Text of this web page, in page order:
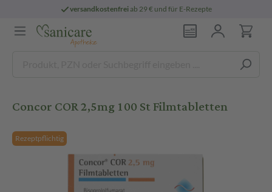
versandkostenfreiab 29 € und für E-Rezepte
Concor COR 2,5mg 100 St Filmtabletten
Rezeptpflichtig